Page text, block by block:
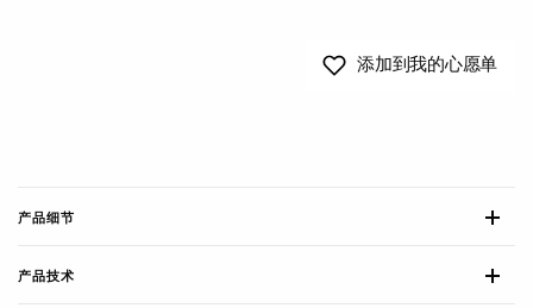
添加到我的心愿单
产品细节
产品技术